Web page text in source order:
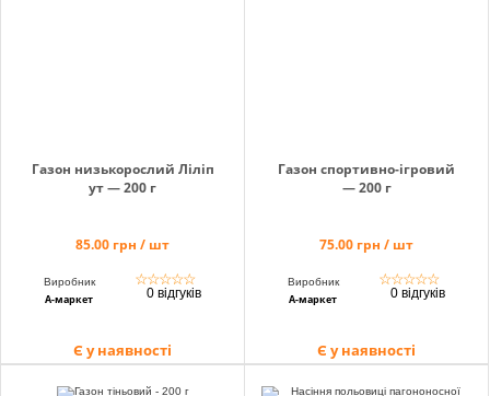
Газон низькорослий Ліліп
ут — 200 г
85.00 грн / шт
Виробник
А-маркет
☆☆☆☆☆
0 відгуків
Є у наявності
Газон спортивно-ігровий
— 200 г
75.00 грн / шт
Виробник
А-маркет
☆☆☆☆☆
0 відгуків
Є у наявності